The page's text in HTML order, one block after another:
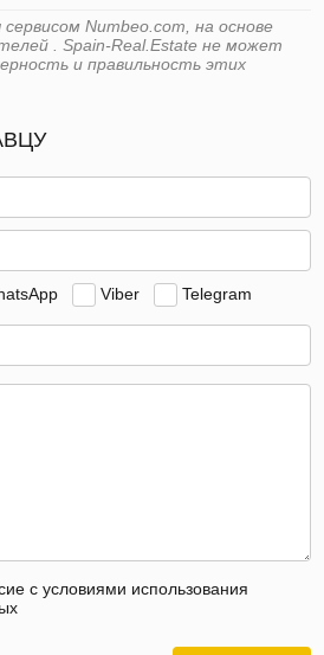
Numbeo.com, на основе
. Spain-Real.Estate не может
и правильность этих
Viber Telegram
с условиями использования